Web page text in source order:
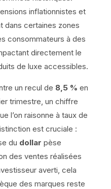
inflationnistes et
dans certaines zones
consommateurs à des
directement le
de luxe accessibles.
un recul de 8,5 % en
trimestre, un chiffre
l’on raisonne à taux de
est cruciale :
du dollar pèse
des ventes réalisées
averti, cela
des marques reste